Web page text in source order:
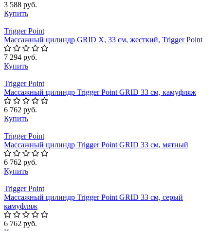
3 588 руб.
Купить
Trigger Point
Массажный цилиндр GRID X, 33 см, жесткий, Trigger Point
7 294 руб.
Купить
Trigger Point
Массажный цилиндр Trigger Point GRID 33 см, камуфляж
6 762 руб.
Купить
Trigger Point
Массажный цилиндр Trigger Point GRID 33 см, мятный
6 762 руб.
Купить
Trigger Point
Массажный цилиндр Trigger Point GRID 33 см, серый
камуфляж
6 762 руб.